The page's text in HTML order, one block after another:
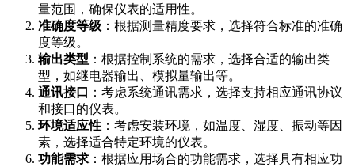
量范围，确保仪表的适用性。
准确度等级 ：根据测量精度要求，选择符合标准的准确
度等级。
输出类型 ：根据控制系统的需求，选择合适的输出类
型，如继电器输出、模拟量输出等。
通讯接口
：考虑系统通讯需求，选择支持相应通讯协议
和接口的仪表。
环境适应性 ：考虑安装环境，如温度、湿度、振动等因
素，选择适合特定环境的仪表。
功能需求 ：根据应用场合的功能需求，选择具有相应功